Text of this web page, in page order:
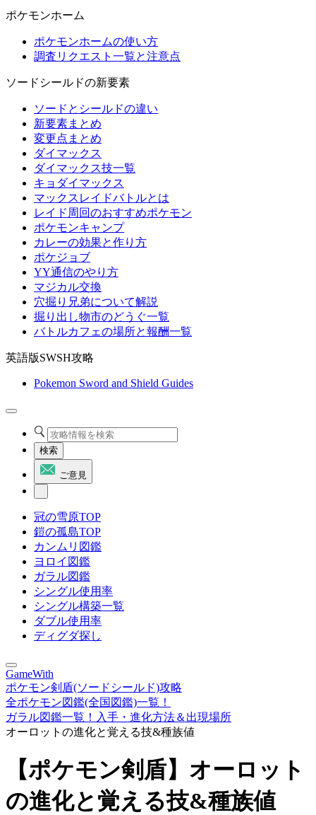
ポケモンホーム
ポケモンホームの使い方
調査リクエスト一覧と注意点
ソードシールドの新要素
ソードとシールドの違い
新要素まとめ
変更点まとめ
ダイマックス
ダイマックス技一覧
キョダイマックス
マックスレイドバトルとは
レイド周回のおすすめポケモン
ポケモンキャンプ
カレーの効果と作り方
ポケジョブ
YY通信のやり方
マジカル交換
穴掘り兄弟について解説
掘り出し物市のどうぐ一覧
バトルカフェの場所と報酬一覧
英語版SWSH攻略
Pokemon Sword and Shield Guides
検索
ご意見
冠の雪原TOP
鎧の孤島TOP
カンムリ図鑑
ヨロイ図鑑
ガラル図鑑
シングル使用率
シングル構築一覧
ダブル使用率
ディグダ探し
GameWith
ポケモン剣盾(ソードシールド)攻略
全ポケモン図鑑(全国図鑑)一覧！
ガラル図鑑一覧！入手・進化方法＆出現場所
オーロットの進化と覚える技&種族値
【ポケモン剣盾】オーロット
の進化と覚える技&種族値